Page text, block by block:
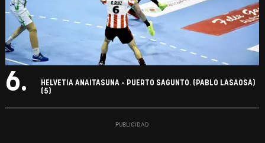
6.
HELVETIA ANAITASUNA - PUERTO SAGUNTO. (PABLO LASAOSA)
(5)